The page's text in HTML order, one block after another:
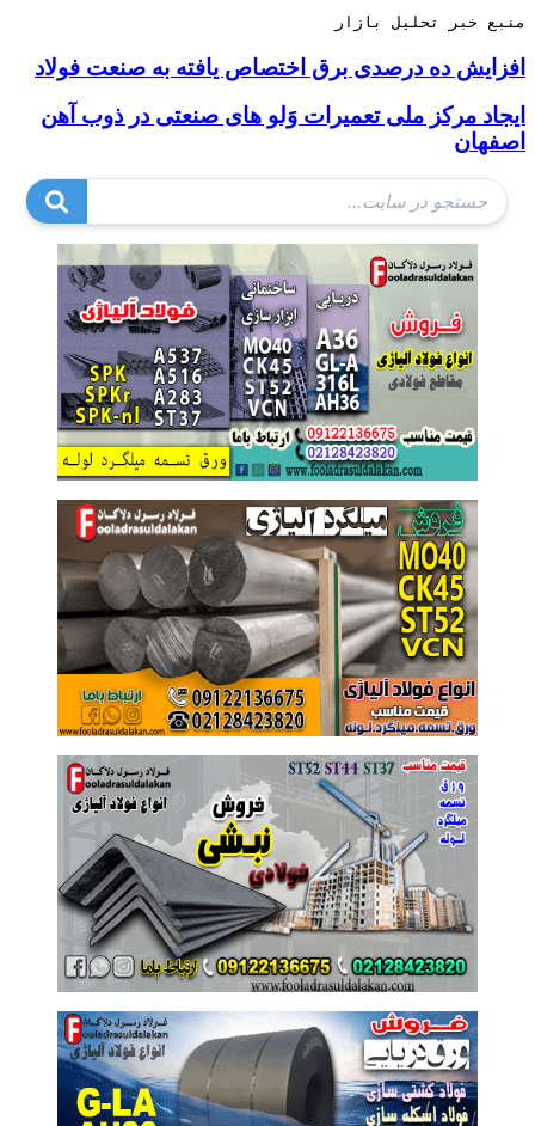
منبع خبر تحلیل بازار
افزایش ده درصدی برق اختصاص یافته به صنعت فولاد
ایجاد مرکز ملی تعمیرات وَلو های صنعتی در ذوب آهن
اصفهان